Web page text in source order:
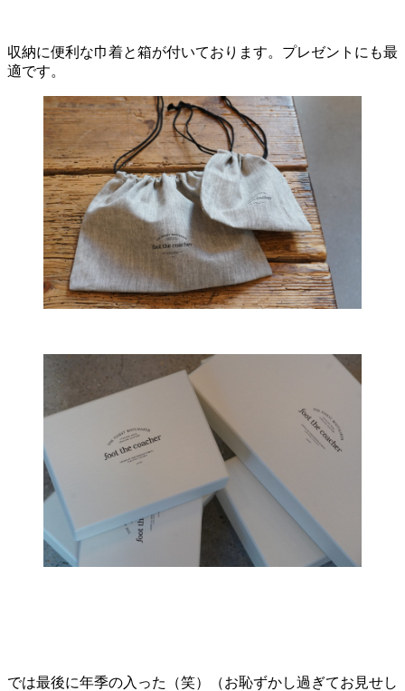
収納に便利な巾着と箱が付いております。プレゼントにも最
適です。
では最後に年季の入った（笑）（お恥ずかし過ぎてお見せし